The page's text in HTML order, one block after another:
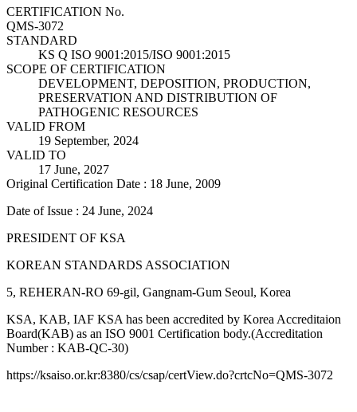
CERTIFICATION No.
QMS-3072
STANDARD
KS Q ISO 9001:2015/ISO 9001:2015
SCOPE OF CERTIFICATION
DEVELOPMENT, DEPOSITION, PRODUCTION,
PRESERVATION AND DISTRIBUTION OF
PATHOGENIC RESOURCES
VALID FROM
19 September, 2024
VALID TO
17 June, 2027
Original Certification Date : 18 June, 2009
Date of Issue : 24 June, 2024
PRESIDENT OF KSA
KOREAN STANDARDS ASSOCIATION
5, REHERAN-RO 69-gil, Gangnam-Gum Seoul, Korea
KSA, KAB, IAF KSA has been accredited by Korea Accreditaion
Board(KAB) as an ISO 9001 Certification body.(Accreditation
Number : KAB-QC-30)
https://ksaiso.or.kr:8380/cs/csap/certView.do?crtcNo=QMS-3072